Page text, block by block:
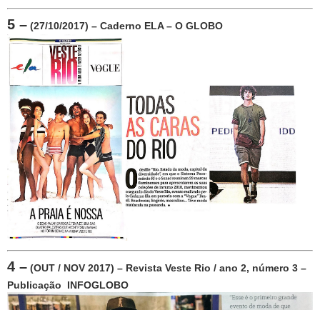
5 – (27/10/2017) – Caderno ELA – O GLOBO
4 – (OUT / NOV 2017) – Revista Veste Rio / ano 2, número 3 –
Publicação  INFOGLOBO